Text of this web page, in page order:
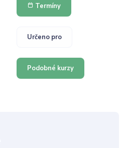
Termíny
Určeno pro
Podobné kurzy